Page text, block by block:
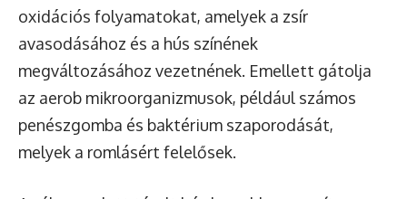
oxidációs folyamatokat, amelyek a zsír
avasodásához és a hús színének
megváltozásához vezetnének. Emellett gátolja
az aerob mikroorganizmusok, például számos
penészgomba és baktérium szaporodását,
melyek a romlásért felelősek.